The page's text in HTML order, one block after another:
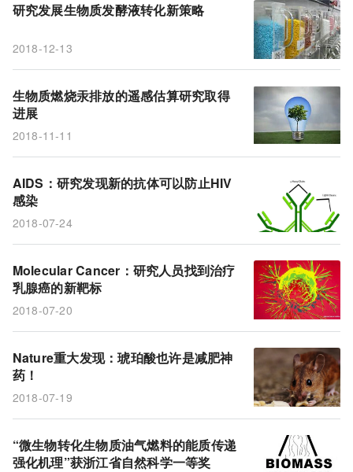
研究发展生物质发酵液转化新策略
2018-12-13
生物质燃烧汞排放的遥感估算研究取得
进展
2018-11-11
AIDS：研究发现新的抗体可以防止HIV
感染
2018-07-24
Molecular Cancer：研究人员找到治疗
乳腺癌的新靶标
2018-07-20
Nature重大发现：琥珀酸也许是减肥神
药！
2018-07-19
“微生物转化生物质油气燃料的能质传递
强化机理”获浙江省自然科学一等奖